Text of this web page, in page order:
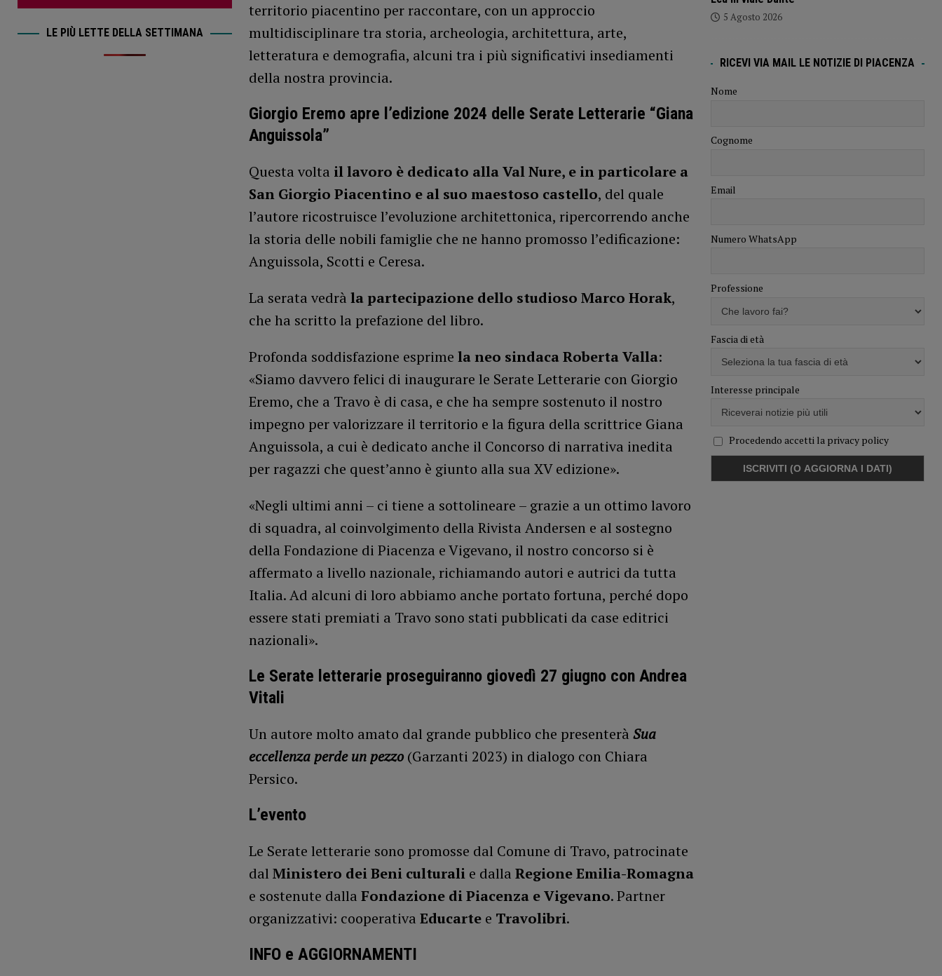
territorio piacentino per raccontare, con un approccio
multidisciplinare tra storia, archeologia, architettura, arte,
letteratura e demografia, alcuni tra i più significativi insediamenti
della nostra provincia.
Giorgio Eremo apre l’edizione 2024 delle Serate Letterarie “Giana
Anguissola”
Questa volta il lavoro è dedicato alla Val Nure, e in particolare a
San Giorgio Piacentino e al suo maestoso castello, del quale
l’autore ricostruisce l’evoluzione architettonica, ripercorrendo anche
la storia delle nobili famiglie che ne hanno promosso l’edificazione:
Anguissola, Scotti e Ceresa.
La serata vedrà la partecipazione dello studioso Marco Horak,
che ha scritto la prefazione del libro.
Profonda soddisfazione esprime la neo sindaca Roberta Valla:
«Siamo davvero felici di inaugurare le Serate Letterarie con Giorgio
Eremo, che a Travo è di casa, e che ha sempre sostenuto il nostro
impegno per valorizzare il territorio e la figura della scrittrice Giana
Anguissola, a cui è dedicato anche il Concorso di narrativa inedita
per ragazzi che quest’anno è giunto alla sua XV edizione».
«Negli ultimi anni – ci tiene a sottolineare – grazie a un ottimo lavoro
di squadra, al coinvolgimento della Rivista Andersen e al sostegno
della Fondazione di Piacenza e Vigevano, il nostro concorso si è
affermato a livello nazionale, richiamando autori e autrici da tutta
Italia. Ad alcuni di loro abbiamo anche portato fortuna, perché dopo
essere stati premiati a Travo sono stati pubblicati da case editrici
nazionali».
Le Serate letterarie proseguiranno giovedì 27 giugno con Andrea
Vitali
Un autore molto amato dal grande pubblico che presenterà Sua
eccellenza perde un pezzo(Garzanti 2023) in dialogo con Chiara
Persico.
L’evento
Le Serate letterarie sono promosse dal Comune di Travo, patrocinate
dal Ministero dei Beni culturalie dalla Regione Emilia-Romagna
e sostenute dalla Fondazione di Piacenza e Vigevano. Partner
organizzativi: cooperativa Educartee Travolibri.
INFO e AGGIORNAMENTI
LE PIÙ LETTE DELLA SETTIMANA
5 Agosto 2026
RICEVI VIA MAIL LE NOTIZIE DI PIACENZA
Nome
Cognome
Email
Numero WhatsApp
Professione
Fascia di età
Interesse principale
Procedendo accetti la privacy policy